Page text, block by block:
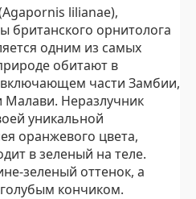
lilianae),
британского орнитолога
одним из самых
обитают в
части Замбии,
Неразлучник
уникальной
оранжевого цвета,
в зеленый на теле.
зеленый оттенок, а
кончиком.